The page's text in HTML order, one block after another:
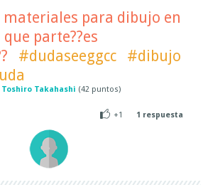
materiales para dibujo en
parte??es
#dudaseeggcc
#dibujo
Toshiro Takahashi (42 puntos)
+1
1 respuesta